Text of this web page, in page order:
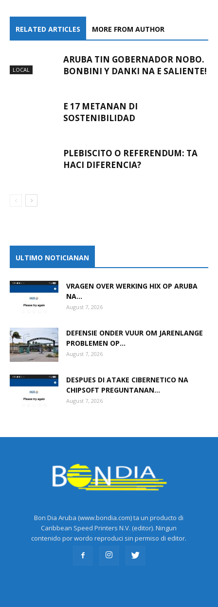
RELATED ARTICLES MORE FROM AUTHOR
LOCAL
ARUBA TIN GOBERNADOR NOBO.
BONBINI Y DANKI NA E SALIENTE!
E 17 METANAN DI
SOSTENIBILIDAD
PLEBISCITO O REFERENDUM: TA
HACI DIFERENCIA?
ULTIMO NOTICIANAN
VRAGEN OVER WERKING HIX OP ARUBA
NA...
August 7, 2026
DEFENSIE ONDER VUUR OM JARENLANGE
PROBLEMEN OP...
August 7, 2026
DESPUES DI ATAKE CIBERNETICO NA
CHIPSOFT PREGUNTANAN...
August 7, 2026
Bon Dia Aruba (www.bondia.com) ta un producto di
Caribbean Speed Printers N.V. (editor). Ningun
contenido por wordo reproduci sin permiso di editor.